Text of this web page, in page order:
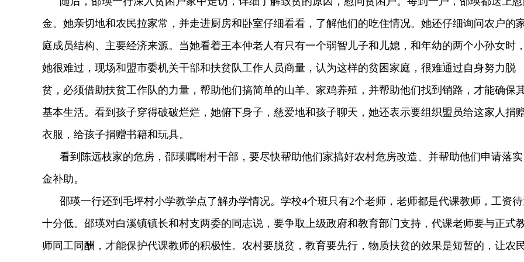
金。她亲切地和农民拉家常，并走进厨房和卧室仔细看看，了解他们的吃住情况。她还仔细询问农户的
庭成员结构、主要经济来源。当她看着王本仲老人有只有一个弱智儿子和儿媳，和年幼的两个小孙女时，
她很难过，现场和盟市委机关干部和扶贫队工作人员商量，认为这样的贫困家庭，很难通过自身努力脱
贫，必须借助扶贫工作队的力量，帮助他们搞简单的山羊、家鸡养殖，并帮助他们找到销路，才能确保
基本生活。看到孩子穿得破破烂烂，她俯下身子，慈爱地和孩子聊天，她还表示要组织盟员给这家人捐
衣服，给孩子捐赠书籍和玩具。
看到陈远枝家的危房，邵瑛嘱咐村干部，要尽快帮助他们家搞好农村危房改造、并帮助他们申请落
金补助。
邵瑛一行还到毛坪村小学教学点了解办学情况。学校4个班只有2个老师，老师都是代课教师，工资待
十分低。邵瑛对白溪镇镇长和村支两委的同志说，要争取上级政府和教育部门支持，代课老师要与正式
师同工同酬，才能保护代课教师的积极性。农村要脱贫，教育要先行，物质扶贫的效果是短暂的，让农